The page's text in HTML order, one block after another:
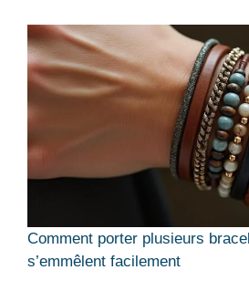
Comment porter plusieurs
s’emmêlent facilement